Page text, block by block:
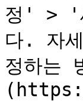
정' > '
다. 자
정하는